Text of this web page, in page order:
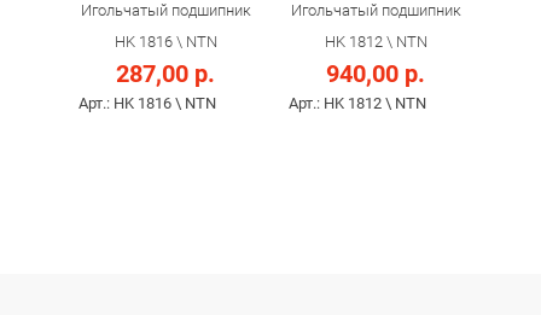
Игольчатый подшипник
HK 1816 \ NTN
287,00 р.
Арт.: HK 1816 \ NTN
Игольчатый подшипник
HK 1812 \ NTN
940,00 р.
Арт.: HK 1812 \ NTN